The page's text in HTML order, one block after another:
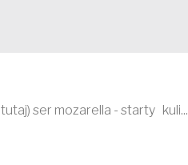
ser mozarella - starty kuli...